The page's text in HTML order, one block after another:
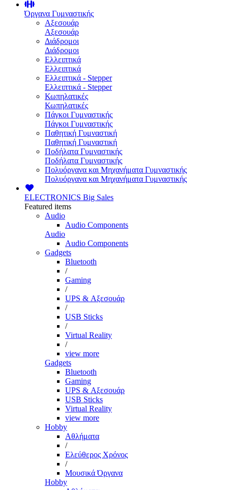
Όργανα Γυμναστικής
Αξεσουάρ
Αξεσουάρ
Διάδρομοι
Διάδρομοι
Ελλειπτικά
Ελλειπτικά
Ελλειπτικά - Stepper
Ελλειπτικά - Stepper
Κωπηλατικές
Κωπηλατικές
Πάγκοι Γυμναστικής
Πάγκοι Γυμναστικής
Παθητική Γυμναστική
Παθητική Γυμναστική
Ποδήλατα Γυμναστικής
Ποδήλατα Γυμναστικής
Πολυόργανα και Μηχανήματα Γυμναστικής
Πολυόργανα και Μηχανήματα Γυμναστικής
ELECTRONICS Big Sales
Featured items
Audio
Audio Components
Audio
Audio Components
Gadgets
Bluetooth
/
Gaming
/
UPS & Αξεσουάρ
/
USB Sticks
/
Virtual Reality
/
view more
Gadgets
Bluetooth
Gaming
UPS & Αξεσουάρ
USB Sticks
Virtual Reality
view more
Hobby
Αθλήματα
/
Ελεύθερος Χρόνος
/
Μουσικά Όργανα
Hobby